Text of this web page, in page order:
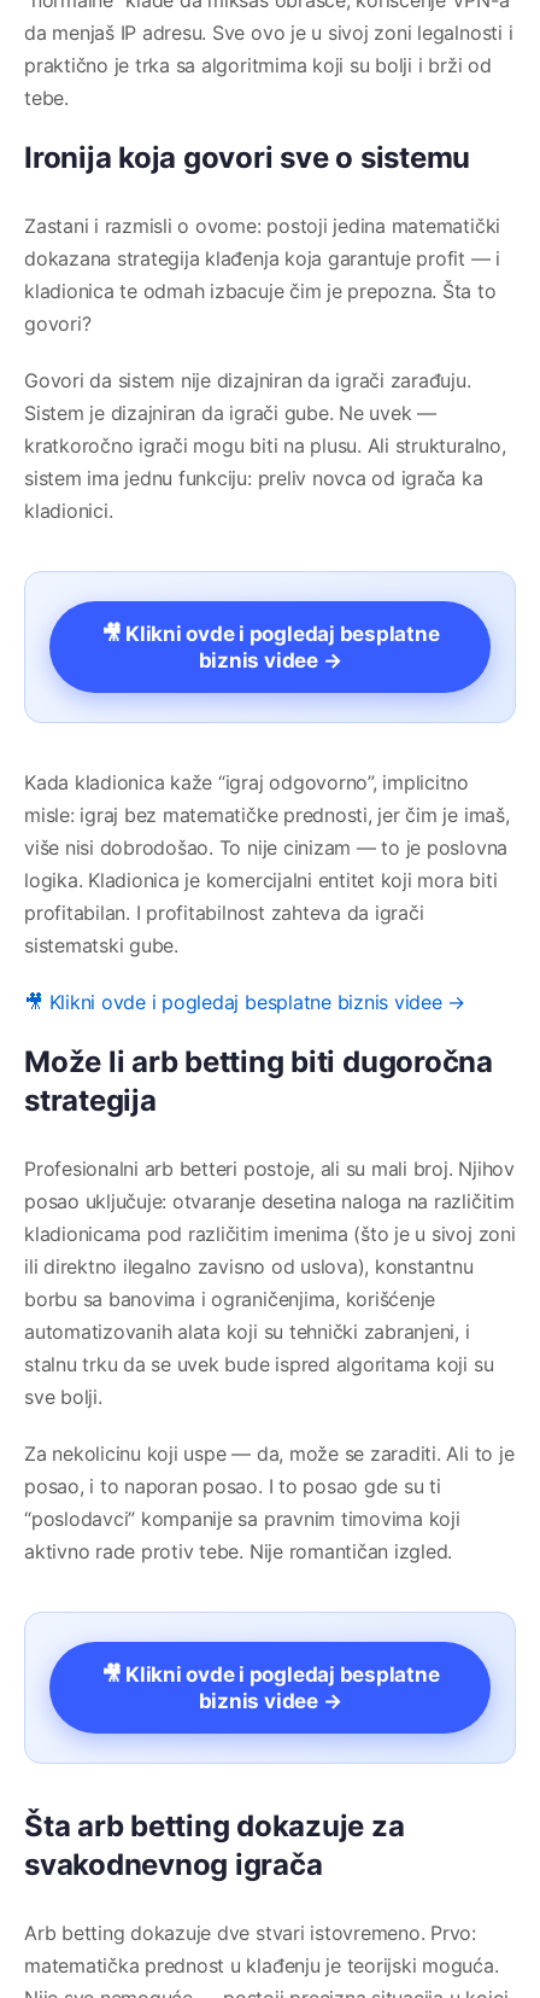
da menjaš IP adresu. Sve ovo je u sivoj zoni legalnosti i
praktično je trka sa algoritmima koji su bolji i brži od
tebe.
Ironija koja govori sve o sistemu
Zastani i razmisli o ovome: postoji jedina matematički
dokazana strategija klađenja koja garantuje profit — i
kladionica te odmah izbacuje čim je prepozna. Šta to
govori?
Govori da sistem nije dizajniran da igrači zarađuju.
Sistem je dizajniran da igrači gube. Ne uvek —
kratkoročno igrači mogu biti na plusu. Ali strukturalno,
sistem ima jednu funkciju: preliv novca od igrača ka
kladionici.
🎥 Klikni ovde i pogledaj besplatne
biznis videe →
Kada kladionica kaže “igraj odgovorno”, implicitno
misle: igraj bez matematičke prednosti, jer čim je imaš,
više nisi dobrodošao. To nije cinizam — to je poslovna
logika. Kladionica je komercijalni entitet koji mora biti
profitabilan. I profitabilnost zahteva da igrači
sistematski gube.
🎥 Klikni ovde i pogledaj besplatne biznis videe →
Može li arb betting biti dugoročna
strategija
Profesionalni arb betteri postoje, ali su mali broj. Njihov
posao uključuje: otvaranje desetina naloga na različitim
kladionicama pod različitim imenima (što je u sivoj zoni
ili direktno ilegalno zavisno od uslova), konstantnu
borbu sa banovima i ograničenjima, korišćenje
automatizovanih alata koji su tehnički zabranjeni, i
stalnu trku da se uvek bude ispred algoritama koji su
sve bolji.
Za nekolicinu koji uspe — da, može se zaraditi. Ali to je
posao, i to naporan posao. I to posao gde su ti
“poslodavci” kompanije sa pravnim timovima koji
aktivno rade protiv tebe. Nije romantičan izgled.
🎥 Klikni ovde i pogledaj besplatne
biznis videe →
Šta arb betting dokazuje za
svakodnevnog igrača
Arb betting dokazuje dve stvari istovremeno. Prvo:
matematička prednost u klađenju je teorijski moguća.